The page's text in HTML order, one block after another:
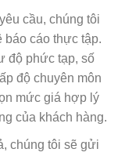
cầu, chúng tôi
báo cáo thực tập.
độ phức tạp, số
độ chuyên môn
mức giá hợp lý
của khách hàng.
chúng tôi sẽ gửi